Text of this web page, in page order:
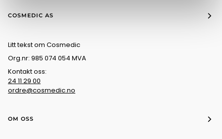
COSMEDIC AS
Litt tekst om Cosmedic
Org.nr: 985 074 054 MVA
Kontakt oss:
24 11 29 00
ordre@cosmedic.no
OM OSS